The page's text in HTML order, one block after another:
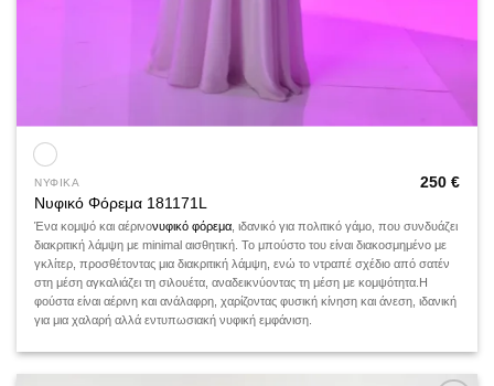
ΝΥΦΙΚΑ
Νυφικό Φόρεμα 181171L
250 €
Ένα κομψό και αέρινονυφικό φόρεμα , ιδανικό για πολιτικό γάμο, που συνδυάζει
διακριτική λάμψη με minimal αισθητική. Το μπούστο του είναι διακοσμημένο με
γκλίτερ, προσθέτοντας μια διακριτική λάμψη, ενώ το ντραπέ σχέδιο από σατέν
στη μέση αγκαλιάζει τη σιλουέτα, αναδεικνύοντας τη μέση με κομψότητα.Η
φούστα είναι αέρινη και ανάλαφρη, χαρίζοντας φυσική κίνηση και άνεση, ιδανική
για μια χαλαρή αλλά εντυπωσιακή νυφική εμφάνιση.